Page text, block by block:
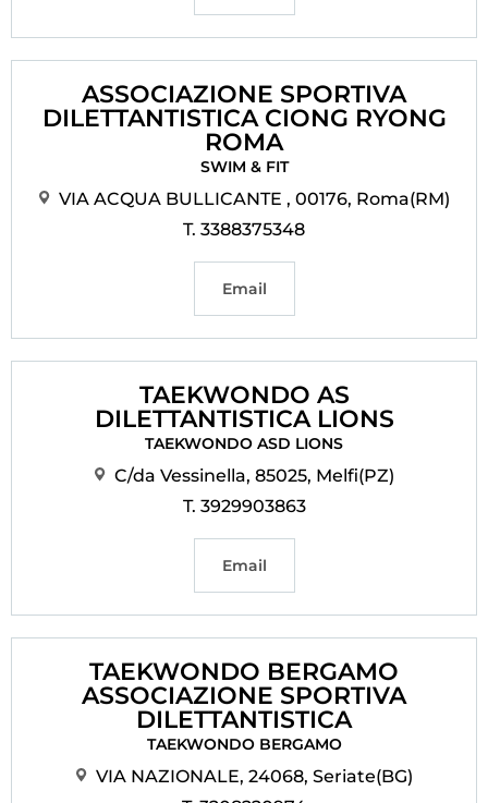
ASSOCIAZIONE SPORTIVA
DILETTANTISTICA CIONG RYONG
ROMA
SWIM & FIT
VIA ACQUA BULLICANTE , 00176, Roma(RM)
T. 3388375348
Email
TAEKWONDO AS
DILETTANTISTICA LIONS
TAEKWONDO ASD LIONS
C/da Vessinella, 85025, Melfi(PZ)
T. 3929903863
Email
TAEKWONDO BERGAMO
ASSOCIAZIONE SPORTIVA
DILETTANTISTICA
TAEKWONDO BERGAMO
VIA NAZIONALE, 24068, Seriate(BG)